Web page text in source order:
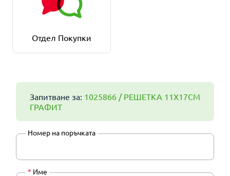
Отдел Покупки
Запитване за: 1025866 / РЕШЕТКА 11Х17СМ
ГРАФИТ
Номер на поръчката
* Име